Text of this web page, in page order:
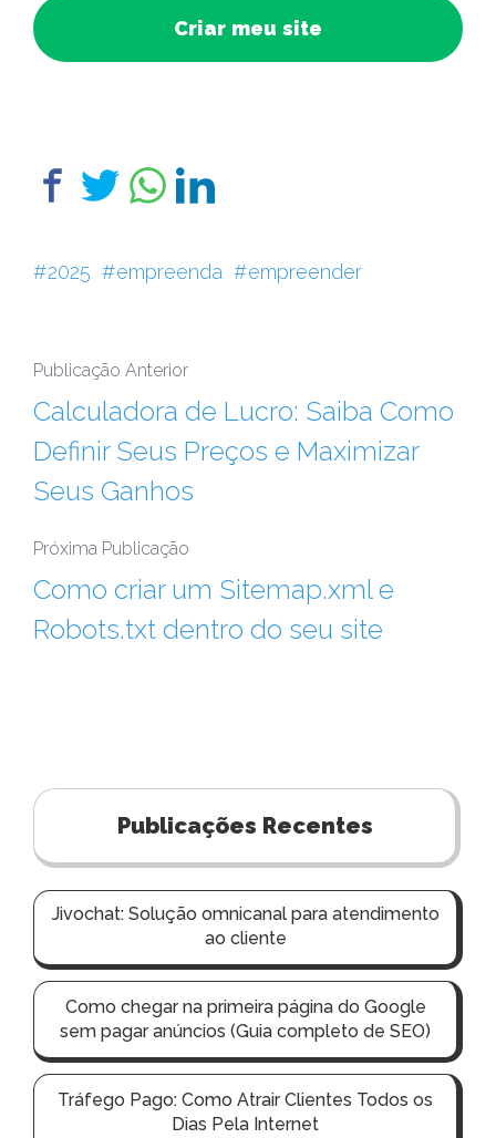
Criar meu site
2025 empreenda empreender
Publicação Anterior
Calculadora de Lucro: Saiba Como
Definir Seus Preços e Maximizar
Seus Ganhos
Próxima Publicação
Como criar um Sitemap.xml e
Robots.txt dentro do seu site
Publicações Recentes
Jivochat: Solução omnicanal para atendimento
ao cliente
Como chegar na primeira página do Google
sem pagar anúncios (Guia completo de SEO)
Tráfego Pago: Como Atrair Clientes Todos os
Dias Pela Internet